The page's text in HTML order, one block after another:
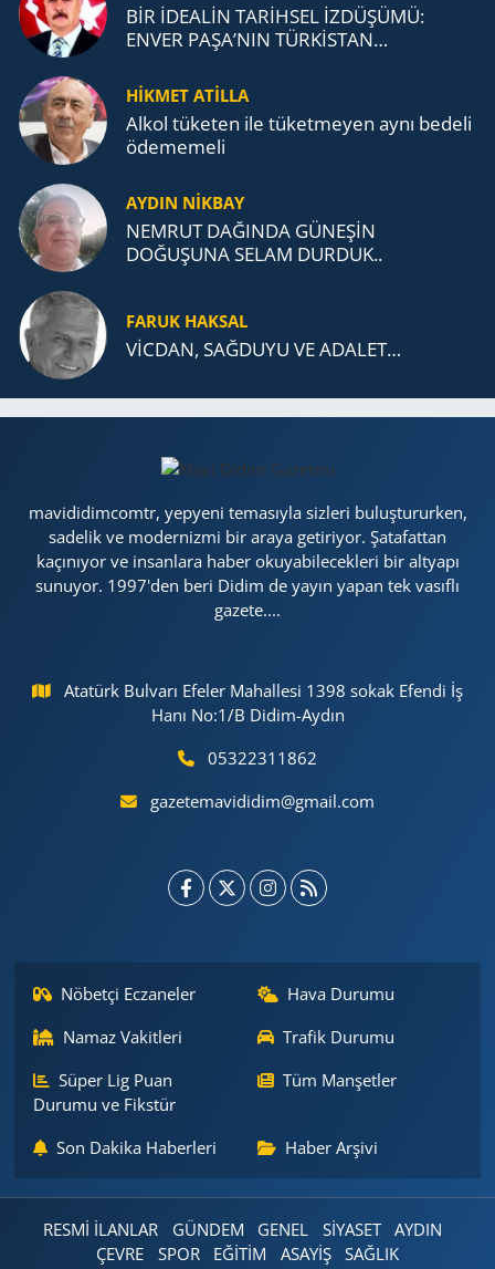
BİR İDEALİN TARİHSEL İZDÜŞÜMÜ:
ENVER PAŞA’NIN TÜRKİSTAN
TEŞKİLATI’NA UZANAN MİRASI
HİKMET ATİLLA
Alkol tü­ke­ten ile tü­ket­me­yen aynı be­de­li
öde­me­me­li
AYDIN NİKBAY
NEMRUT DAĞINDA GÜNEŞİN
DOĞUŞUNA SELAM DURDUK..
FARUK HAKSAL
VİCDAN, SAĞ­DU­YU VE ADA­LET…
mavididimcomtr, yepyeni temasıyla sizleri buluştururken,
sadelik ve modernizmi bir araya getiriyor. Şatafattan
kaçınıyor ve insanlara haber okuyabilecekleri bir altyapı
sunuyor. 1997'den beri Didim de yayın yapan tek vasıflı
gazete....
Atatürk Bulvarı Efeler Mahallesi 1398 sokak Efendi İş
Hanı No:1/B Didim-Aydın
05322311862
gazetemavididim@gmail.com
Nöbetçi Eczaneler
Hava Durumu
Namaz Vakitleri
Trafik Durumu
Süper Lig Puan
Durumu ve Fikstür
Tüm Manşetler
Son Dakika Haberleri Haber Arşivi
RESMİ İLANLAR GÜNDEM GENEL SİYASET
AYDIN
ÇEVRE
SPOR EĞİTİM ASAYİŞ SAĞLIK